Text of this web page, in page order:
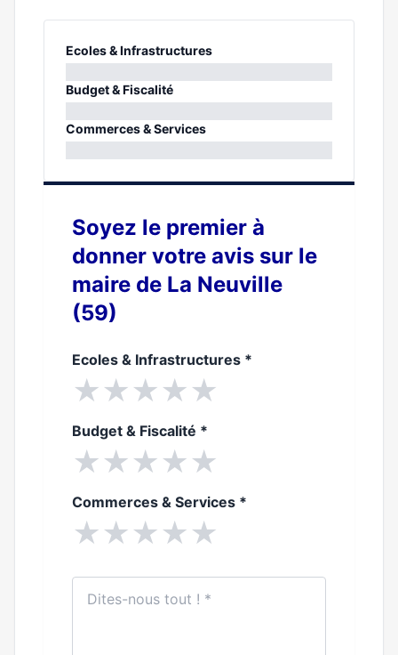
Ecoles & Infrastructures
0%
Budget & Fiscalité
0%
Commerces & Services
Soyez le premier à
donner votre avis sur le
maire de La Neuville
(59)
Ecoles & Infrastructures *
★★★★★
Budget & Fiscalité *
★★★★★
Commerces & Services *
★★★★★